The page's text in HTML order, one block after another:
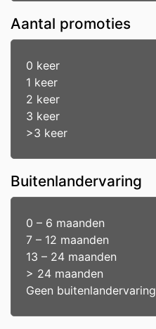
Aantal promoties
0 keer
1 keer
2 keer
3 keer
>3 keer
Buitenlandervaring
0 – 6 maanden
7 – 12 maanden
13 – 24 maanden
> 24 maanden
Geen buitenlandervaring